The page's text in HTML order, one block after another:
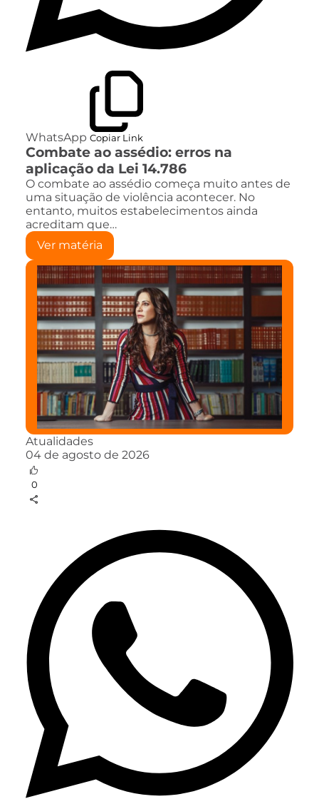
WhatsApp Copiar Link
Combate ao assédio: erros na
aplicação da Lei 14.786
O combate ao assédio começa muito antes de
uma situação de violência acontecer. No
entanto, muitos estabelecimentos ainda
acreditam que…
Ver matéria
Atualidades
04 de agosto de 2026
0